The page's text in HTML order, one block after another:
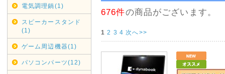
電気調理鍋(1)
スピーカースタンド
(1)
ゲーム周辺機器(1)
パソコンパーツ(12)
せていただきます。
縄・北海道・離島からのご注文
送料金負担が看過できない状況
その為上記地域からの代引きで
であしからずご了承くださいま
銀行振り込みでのご注文は受
676件の商品がございます。
1 2 3 4 次へ>>